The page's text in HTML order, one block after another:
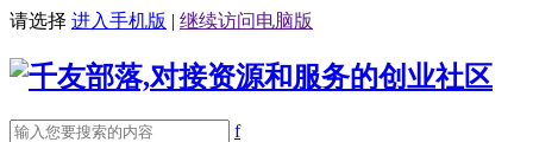
请选择 进入手机版 | 继续访问电脑版
f